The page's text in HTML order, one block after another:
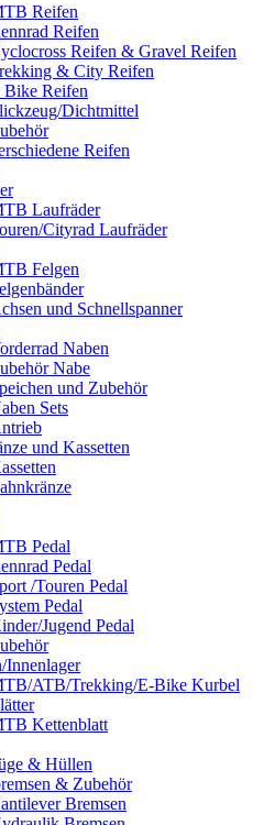
Reifen
Reifen
Reifen & Gravel Reifen
& City Reifen
Bike Reifen
Dichtmittel
Reifen
Laufräder
Cityrad Laufräder
Felgen
und Schnellspanner
Naben
Nabe
und Zubehör
Sets
und Kassetten
Pedal
Pedal
/Touren Pedal
Pedal
Jugend Pedal
Innenlager
ATB/Trekking/E-Bike Kurbel
Kettenblatt
& Hüllen
& Zubehör
Bremsen